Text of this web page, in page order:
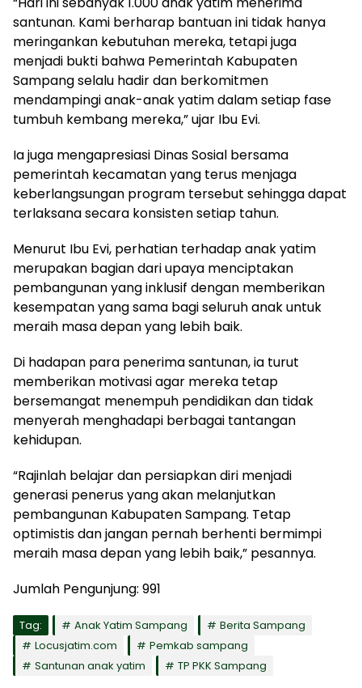
santunan. Kami berharap bantuan ini tidak hanya
meringankan kebutuhan mereka, tetapi juga
menjadi bukti bahwa Pemerintah Kabupaten
Sampang selalu hadir dan berkomitmen
mendampingi anak-anak yatim dalam setiap fase
tumbuh kembang mereka,” ujar Ibu Evi.
Ia juga mengapresiasi Dinas Sosial bersama
pemerintah kecamatan yang terus menjaga
keberlangsungan program tersebut sehingga dapat
terlaksana secara konsisten setiap tahun.
Menurut Ibu Evi, perhatian terhadap anak yatim
merupakan bagian dari upaya menciptakan
pembangunan yang inklusif dengan memberikan
kesempatan yang sama bagi seluruh anak untuk
meraih masa depan yang lebih baik.
Di hadapan para penerima santunan, ia turut
memberikan motivasi agar mereka tetap
bersemangat menempuh pendidikan dan tidak
menyerah menghadapi berbagai tantangan
kehidupan.
“Rajinlah belajar dan persiapkan diri menjadi
generasi penerus yang akan melanjutkan
pembangunan Kabupaten Sampang. Tetap
optimistis dan jangan pernah berhenti bermimpi
meraih masa depan yang lebih baik,” pesannya.
Jumlah Pengunjung: 991
Tag: Anak Yatim Sampang
Berita Sampang
Locusjatim.com
Pemkab sampang
Santunan anak yatim
TP PKK Sampang